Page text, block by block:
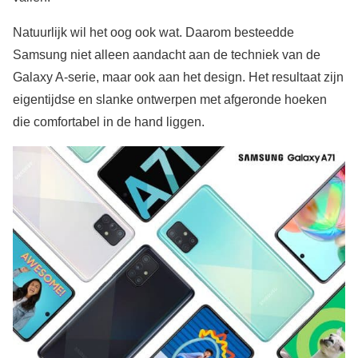
Natuurlijk wil het oog ook wat. Daarom besteedde
Samsung niet alleen aandacht aan de techniek van de
Galaxy A-serie, maar ook aan het design. Het resultaat zijn
eigentijdse en slanke ontwerpen met afgeronde hoeken
die comfortabel in de hand liggen.